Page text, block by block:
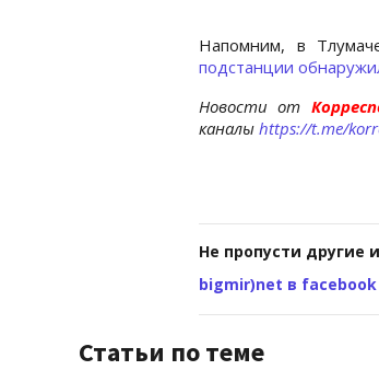
Напомним, в
подстанции
Новости от
каналы https://t.me/
Не пропусти другие
bigmir)net в facebook
Статьи по теме